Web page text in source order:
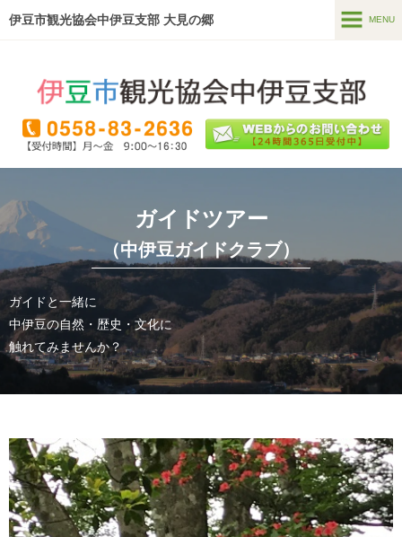
伊豆市観光協会中伊豆支部 大見の郷 MENU
ホーム
温泉・宿泊
直売所
ガイドツアー
ガイドツアー
（中伊豆ガイドクラブ）
ガイドと一緒に
中伊豆の自然・歴史・文化に
触れてみませんか？